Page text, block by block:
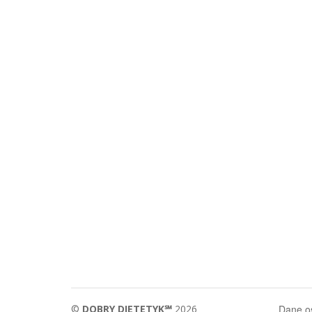
© DOBRY DIETETYK℠ 2026 Dane